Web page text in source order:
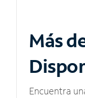
Más
Encuentra